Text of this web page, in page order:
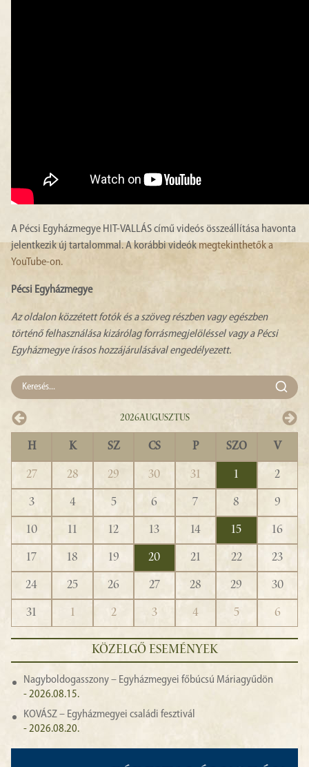
A Pécsi Egyházmegye HIT-VALLÁS című videós összeállítása havonta
jelentkezik új tartalommal. A korábbi videókmegtekinthetők a
YouTube-on.
Pécsi Egyházmegye
Az oldalon közzétett fotók és a szöveg részben vagy egészben
történő felhasználása kizárólag forrásmegjelöléssel vagy a Pécsi
Egyházmegye írásos hozzájárulásával engedélyezett.
2026Augusztus
H K SZ CS P SZO V
27 28 29 30 31 1
2
3
4 5 6 7 8
9
10
11 12 13 14 15
16
17
18 19 20 21 22
23
24
25 26 27 28 29
30
31
1 2 3 4 5 6
KÖZELGŐ ESEMÉNYEK
Nagyboldogasszony – Egyházmegyei főbúcsú Máriagyűdön
- 2026.08.15.
KOVÁSZ – Egyházmegyei családi fesztivál
- 2026.08.20.